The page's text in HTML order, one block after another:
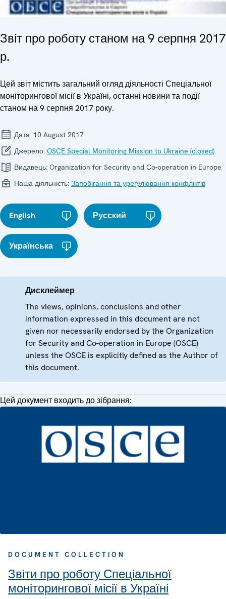
Звіт про роботу станом на 9 cерпня 2017
р.
Цей звіт містить загальний огляд діяльності Спеціальної
моніторингової місії в Україні, останні новини та події
станом на 9 серпня 2017 року.
Дата: 10 August 2017
Джерело: OSCE Special Monitoring Mission to Ukraine (closed)
Видавець: Organization for Security and Co-operation in Europe
Наша діяльність: Запобігання та урегулювання конфліктів
English Русский
Українська
Дисклеймер
The views, opinions, conclusions and other
information expressed in this document are not
given nor necessarily endorsed by the Organization
for Security and Co-operation in Europe (OSCE)
unless the OSCE is explicitly defined as the Author of
this document.
Цей документ входить до зібрання:
DOCUMENT COLLECTION
Звіти про роботу Спеціальної
моніторингової місії в Україні